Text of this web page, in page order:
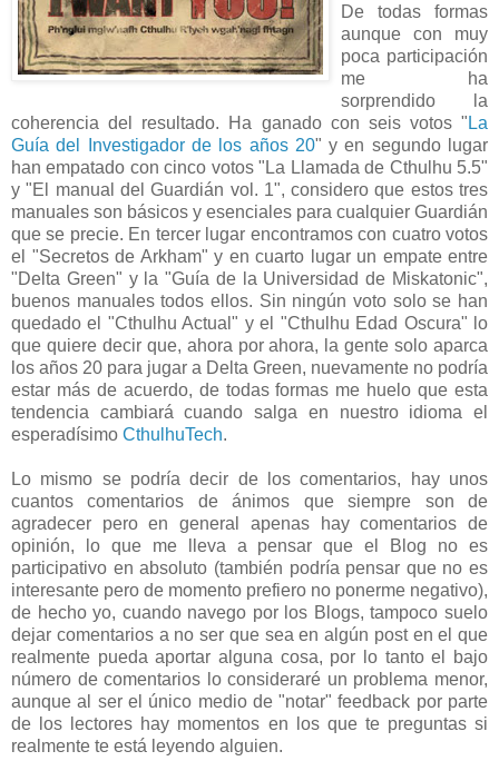
De todas formas
aunque con muy
poca participación
me ha
sorprendido la
coherencia del resultado. Ha ganado con seis votos " La
Guía del Investigador de los años 20" y en segundo lugar
han empatado con cinco votos "La Llamada de Cthulhu 5.5"
y "El manual del Guardián vol. 1", considero que estos tres
manuales son básicos y esenciales para cualquier Guardián
que se precie. En tercer lugar encontramos con cuatro votos
el "Secretos de Arkham" y en cuarto lugar un empate entre
"Delta Green" y la "Guía de la Universidad de Miskatonic",
buenos manuales todos ellos. Sin ningún voto solo se han
quedado el "Cthulhu Actual" y el "Cthulhu Edad Oscura" lo
que quiere decir que, ahora por ahora, la gente solo aparca
los años 20 para jugar a Delta Green, nuevamente no podría
estar más de acuerdo, de todas formas me huelo que esta
tendencia cambiará cuando salga en nuestro idioma el
esperadísimo CthulhuTech.
Lo mismo se podría decir de los comentarios, hay unos
cuantos comentarios de ánimos que siempre son de
agradecer pero en general apenas hay comentarios de
opinión, lo que me lleva a pensar que el Blog no es
participativo en absoluto (también podría pensar que no es
interesante pero de momento prefiero no ponerme negativo),
de hecho yo, cuando navego por los Blogs, tampoco suelo
dejar comentarios a no ser que sea en algún post en el que
realmente pueda aportar alguna cosa, por lo tanto el bajo
número de comentarios lo consideraré un problema menor,
aunque al ser el único medio de "notar" feedback por parte
de los lectores hay momentos en los que te preguntas si
realmente te está leyendo alguien.